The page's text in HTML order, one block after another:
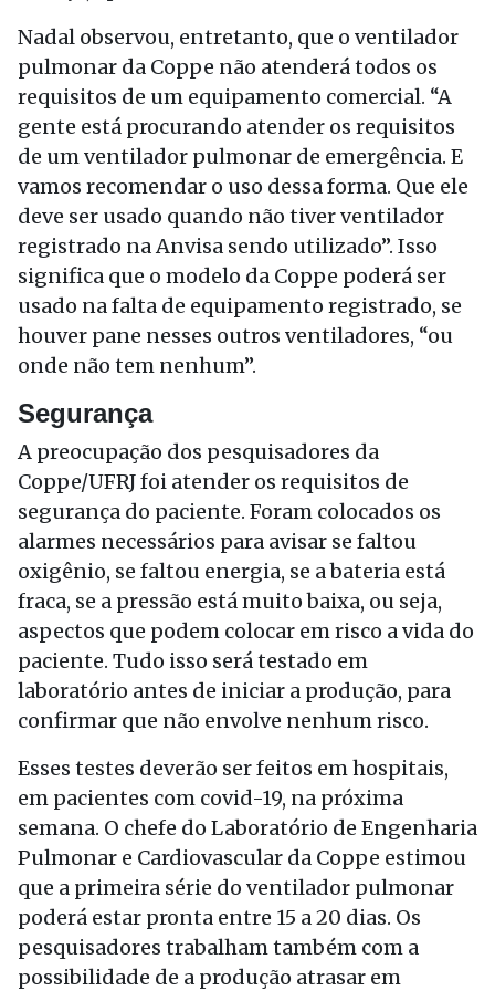
Nadal observou, entretanto, que o ventilador
pulmonar da Coppe não atenderá todos os
requisitos de um equipamento comercial. “A
gente está procurando atender os requisitos
de um ventilador pulmonar de emergência. E
vamos recomendar o uso dessa forma. Que ele
deve ser usado quando não tiver ventilador
registrado na Anvisa sendo utilizado”. Isso
significa que o modelo da Coppe poderá ser
usado na falta de equipamento registrado, se
houver pane nesses outros ventiladores, “ou
onde não tem nenhum”.
Segurança
A preocupação dos pesquisadores da
Coppe/UFRJ foi atender os requisitos de
segurança do paciente. Foram colocados os
alarmes necessários para avisar se faltou
oxigênio, se faltou energia, se a bateria está
fraca, se a pressão está muito baixa, ou seja,
aspectos que podem colocar em risco a vida do
paciente. Tudo isso será testado em
laboratório antes de iniciar a produção, para
confirmar que não envolve nenhum risco.
Esses testes deverão ser feitos em hospitais,
em pacientes com covid-19, na próxima
semana. O chefe do Laboratório de Engenharia
Pulmonar e Cardiovascular da Coppe estimou
que a primeira série do ventilador pulmonar
poderá estar pronta entre 15 a 20 dias. Os
pesquisadores trabalham também com a
possibilidade de a produção atrasar em